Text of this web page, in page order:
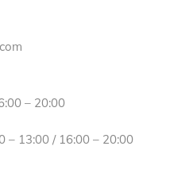
– 20:00
– 13:00 / 16:00 – 20:00